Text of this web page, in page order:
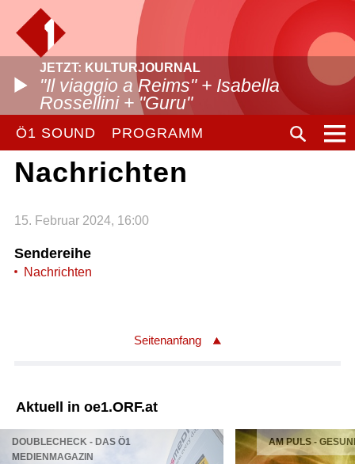
JETZT: KULTURJOURNAL
"Il viaggio a Reims" + Isabella
Rossellini + "Guru"
Ö1 SOUND PROGRAMM
Nachrichten
15. Februar 2024, 16:00
Sendereihe
Nachrichten
Seitenanfang
Aktuell in oe1.ORF.at
DOUBLECHECK - DAS Ö1
MEDIENMAGAZIN
AM PULS -